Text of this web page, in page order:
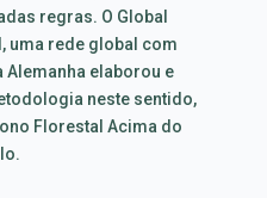
regras. O Global
uma rede global com
Alemanha elaborou e
neste sentido,
Florestal Acima do